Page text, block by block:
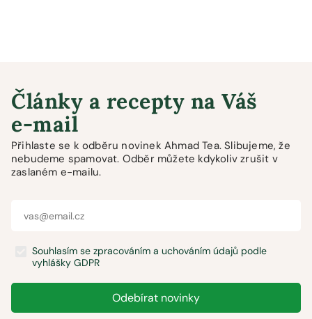
Články a recepty na Váš
e-mail
Přihlaste se k odběru novinek Ahmad Tea. Slibujeme, že
nebudeme spamovat. Odběr můžete kdykoliv zrušit v
zaslaném e-mailu.
Souhlasím se zpracováním a uchováním údajů podle
vyhlášky GDPR
Odebírat novinky